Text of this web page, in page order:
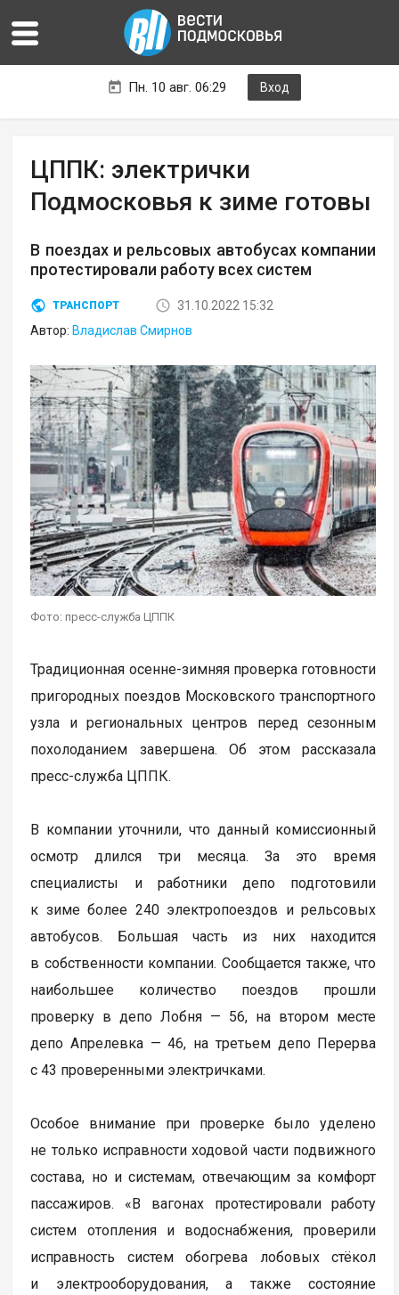
Пн. 10 авг. 06:29 Вход
ЦППК: электрички
Подмосковья к зиме готовы
В поездах и рельсовых автобусах компании
протестировали работу всех систем
ТРАНСПОРТ
31.10.2022 15:32
Автор: Владислав Смирнов
Фото: пресс-служба ЦППК
Традиционная осенне-зимняя проверка готовности
пригородных поездов Московского транспортного
узла и региональных центров перед сезонным
похолоданием завершена. Об этом рассказала
пресс-служба ЦППК.
В компании уточнили, что данный комиссионный
осмотр длился три месяца. За это время
специалисты и работники депо подготовили
к зиме более 240 электропоездов и рельсовых
автобусов. Большая часть из них находится
в собственности компании. Сообщается также, что
наибольшее количество поездов прошли
проверку в депо Лобня — 56, на втором месте
депо Апрелевка — 46, на третьем депо Перерва
с 43 проверенными электричками.
Особое внимание при проверке было уделено
не только исправности ходовой части подвижного
состава, но и системам, отвечающим за комфорт
пассажиров. «В вагонах протестировали работу
систем отопления и водоснабжения, проверили
исправность систем обогрева лобовых стёкол
и электрооборудования, а также состояние